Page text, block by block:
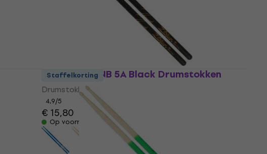
Zildjian Z5ANB 5A Black Drumstokken
Drumstokken
4,9/5
€ 15,80
Op voorraad
Staffelkorting